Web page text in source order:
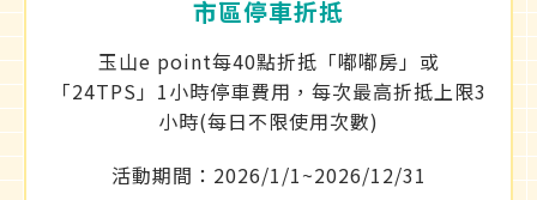
市區停車折抵
玉山e point每40點折抵「嘟嘟房」或
「24TPS」1小時停車費用，每次最高折抵上限3
小時(每日不限使用次數)
活動期間：2026/1/1~2026/12/31